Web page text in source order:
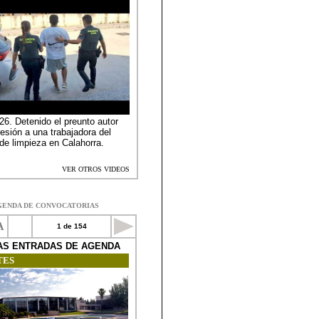
DE CONVOCATORIAS